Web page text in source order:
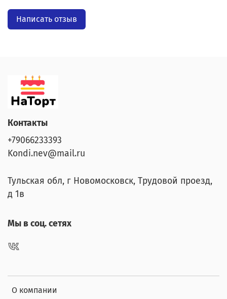
Написать отзыв
О компании
Контакты
+79066233393
Kondi.nev@mail.ru
Тульская обл, г Новомосковск, Трудовой проезд,
д 1в
Мы в соц. сетях